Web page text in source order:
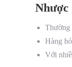
Nhược
Thường
Hàng
Với